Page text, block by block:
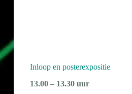
Inloop en posterexpositie
13.00 – 13.30 uur